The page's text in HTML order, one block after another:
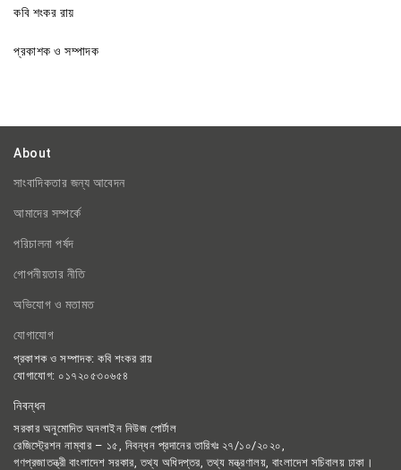
কবি শংকর রায়
প্রকাশক ও সম্পাদক
About
সাংবাদিকতার জন্য আবেদন
আমাদের সম্পর্কে
পরিচালনা পর্ষদ
গোপনীয়তার নীতি
অভিযোগ ও মতামত
যোগাযোগ
প্রকাশক ও সম্পাদক: কবি শংকর রায়
যোগাযোগ: ০১৭২০৫৩০৬৫৪
নিবন্ধন
সরকার অনুমোদিত অনলাইন নিউজ পোর্টাল
রেজিস্ট্রেশন নাম্বার – ১৫, নিবন্ধন প্রদানের তারিখঃ ২৭/১০/২০২০,
গণপ্রজাতন্ত্রী বাংলাদেশ সরকার, তথ্য অধিদপ্তর, তথ্য মন্ত্রণালয়, বাংলাদেশ সচিবালয় ঢাকা।